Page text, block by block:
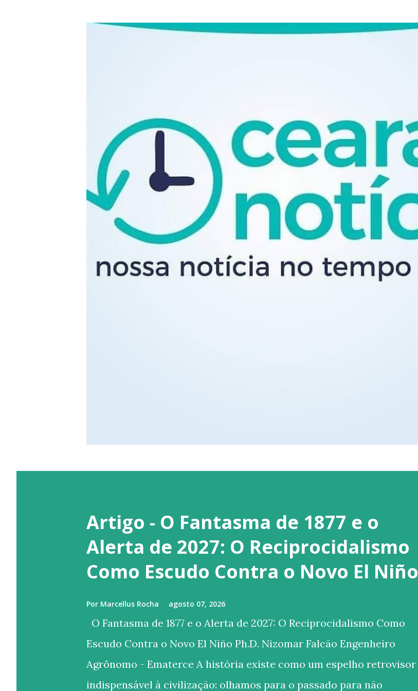
Artigo - O Fantasma de 1877 e o
Alerta de 2027: O Reciprocidalismo
Como Escudo Contra o Novo El Niño
Por Marcellus Rocha agosto 07, 2026
O Fantasma de 1877 e o Alerta de 2027: O Reciprocidalismo Como
Escudo Contra o Novo El Niño Ph.D. Nizomar Falcão Engenheiro
Agrônomo - Ematerce A história existe como um espelho retrovisor
indispensável à civilização: olhamos para o passado para não